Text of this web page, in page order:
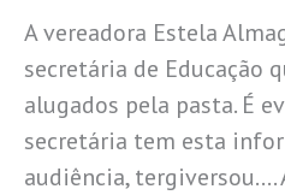
A vereadora Estela
secretária de Educação
alugados pela pasta. É
secretária tem esta
audiência, tergiversou….